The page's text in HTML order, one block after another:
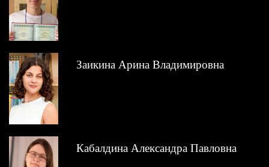
Заикина Арина Владимировна
Кабалдина Александра Павловна